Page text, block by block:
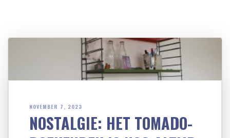
NOVEMBER 7, 2023
NOSTALGIE: HET TOMADO-